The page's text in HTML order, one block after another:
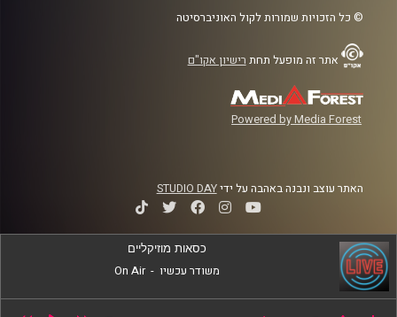
© כל הזכויות שמורות לקול האוניברסיטה
אתר זה מופעל תחת רישיון אקו"ם
Powered by Media Forest
האתר עוצב ונבנה באהבה על ידיSTUDIO DAY
כסאות מוזיקליים
משודר עכשיו -
On Air